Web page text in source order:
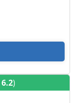
6.2)